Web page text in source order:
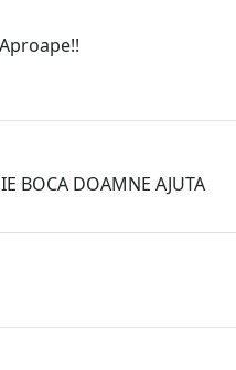
BOCA DOAMNE AJUTA